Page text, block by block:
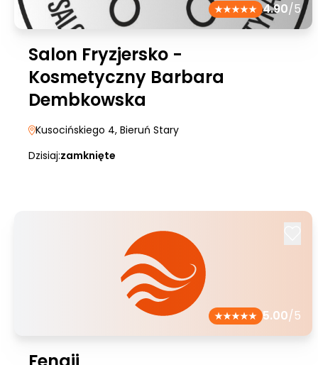
4.90/5
Salon Fryzjersko -
Kosmetyczny Barbara
Dembkowska
Kusocińskiego 4, Bieruń Stary
Dzisiaj:zamknięte
5.00/5